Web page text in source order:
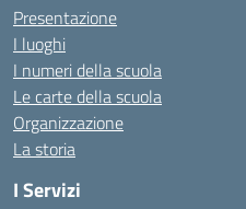
Presentazione
I luoghi
I numeri della scuola
Le carte della scuola
Organizzazione
La storia
I Servizi